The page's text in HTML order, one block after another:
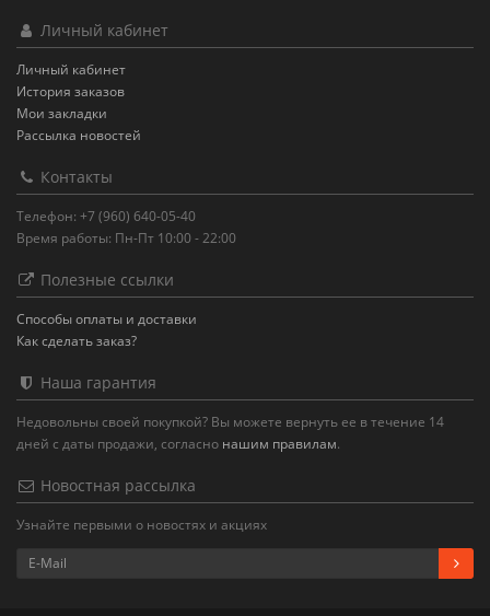
Личный кабинет
Личный кабинет
История заказов
Мои закладки
Рассылка новостей
Контакты
Телефон: +7 (960) 640-05-40
Время работы: Пн-Пт 10:00 - 22:00
Полезные ссылки
Способы оплаты и доставки
Как сделать заказ?
Наша гарантия
Недовольны своей покупкой? Вы можете вернуть ее в течение 14
дней с даты продажи, согласно нашим правилам.
Новостная рассылка
Узнайте первыми о новостях и акциях